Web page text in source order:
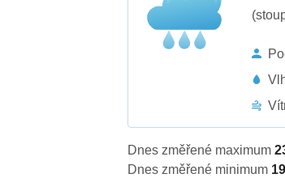
Dnes změřené maximum
Dnes změřené minimum